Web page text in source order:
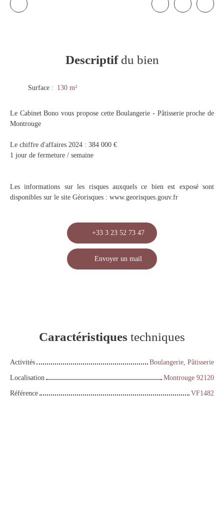
Descriptifdu bien
Surface : 130 m²
Le Cabinet Bono vous propose cette Boulangerie - Pâtisserie proche de
Montrouge
Le chiffre d'affaires 2024 : 384 000 €
1 jour de fermeture / semaine
Les informations sur les risques auxquels ce bien est exposé sont
disponibles sur le site Géorisques : www.georisques.gouv.fr
+33 3 23 52 73 47
Envoyer un mail
Caractéristiques techniques
Activités
Boulangerie, Pâtisserie
Localisation
Montrouge 92120
Référence
VF1482